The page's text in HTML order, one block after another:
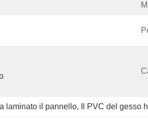
laminato il pannello, Il PVC del gesso